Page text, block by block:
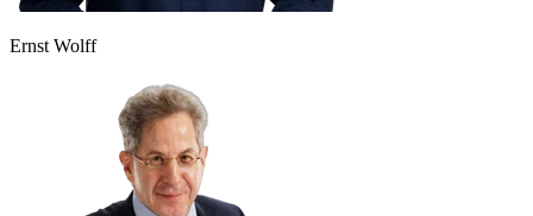
Ernst Wolff